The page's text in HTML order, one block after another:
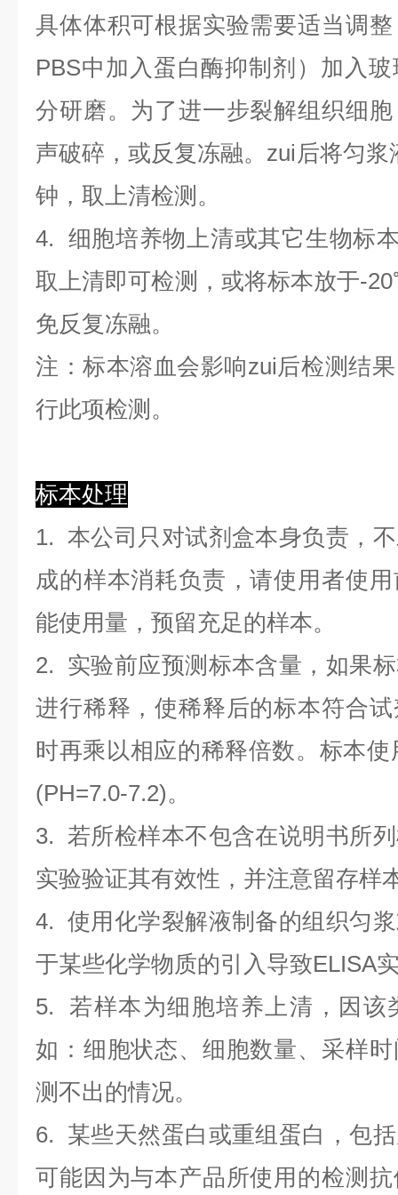
具体体积可根据实验需要适当调
PBS中加入蛋白酶抑制剂）加入
分研磨。为了进一步裂解组织细
声破碎，或反复冻融。zui后将匀浆
钟，取上清检测。
4. 细胞培养物上清或其它生物标
取上清即可检测，或将标本放于-
免反复冻融。
注：标本溶血会影响zui后检测结
行此项检测。
标本处理
1. 本公司只对试剂盒本身负责，
成的样本消耗负责，请使用者使
能使用量，预留充足的样本。
2. 实验前应预测标本含量，如果
进行稀释，使稀释后的标本符合
时再乘以相应的稀释倍数。标本
(PH=7.0-7.2)。
3. 若所检样本不包含在说明书所
实验验证其有效性，并注意留存样
4. 使用化学裂解液制备的组织匀
于某些化学物质的引入导致ELISA
5. 若样本为细胞培养上清，因该
如：细胞状态、细胞数量、采样
测不出的情况。
6. 某些天然蛋白或重组蛋白，包
可能因为与本产品所使用的检测